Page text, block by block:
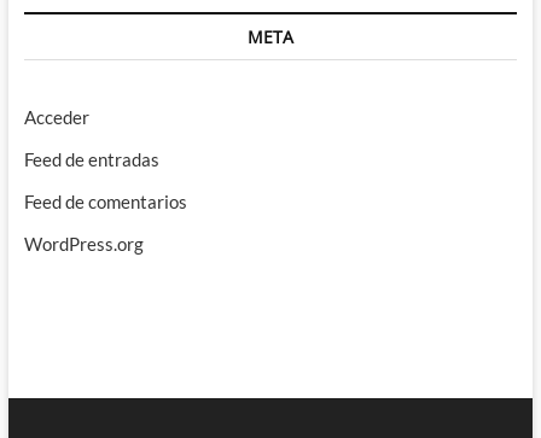
META
Acceder
Feed de entradas
Feed de comentarios
WordPress.org